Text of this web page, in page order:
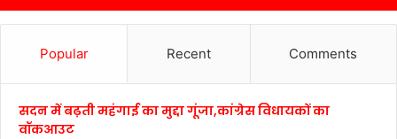
Popular Recent Comments
सदन में बढ़ती महंगाई का मुद्दा गूंजा,कांग्रेस विधायकों का
वॉकआउट